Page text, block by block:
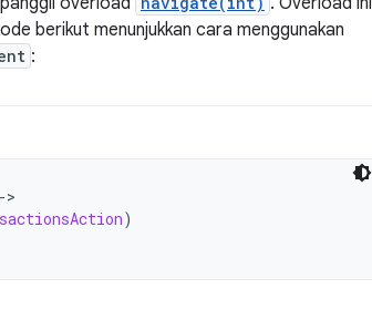
berikut menunjukkan cara menggunakan
:
-
)